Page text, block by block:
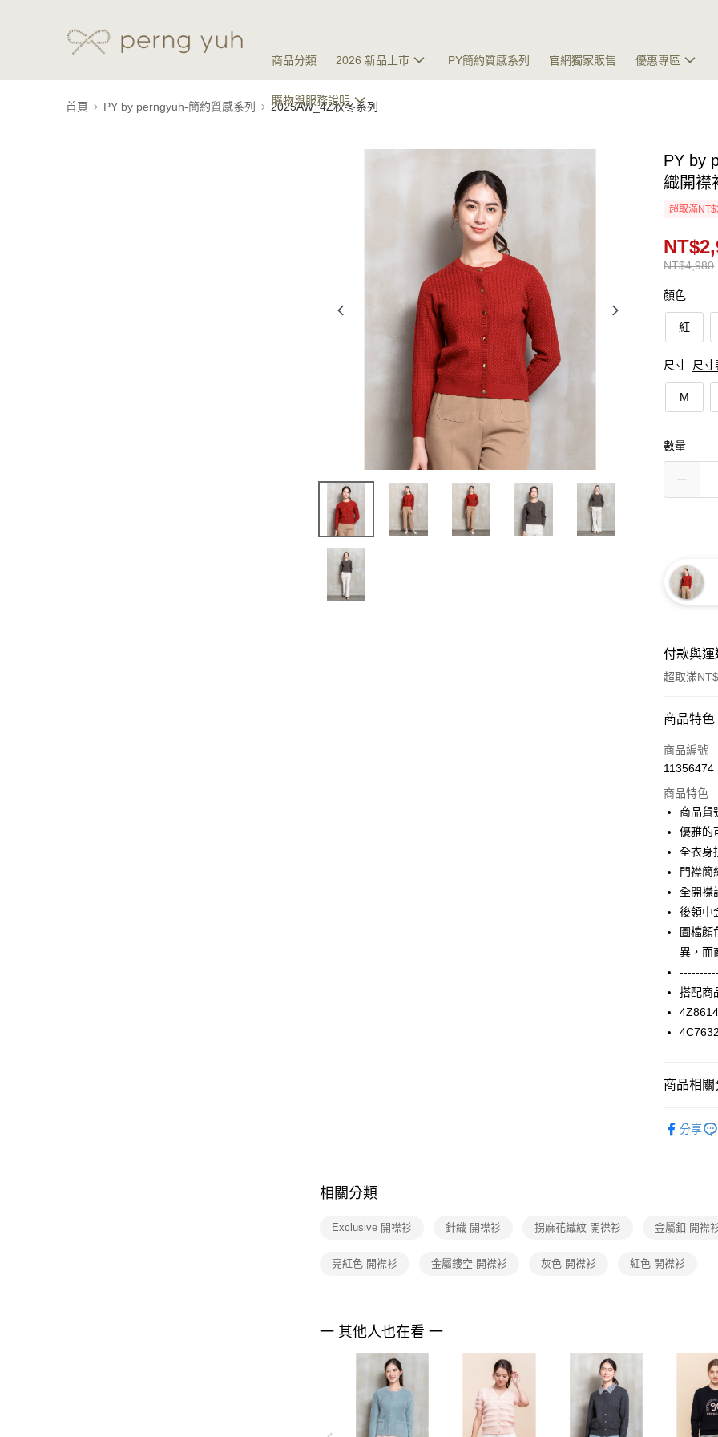
商品分類 2026 新品上市 PY簡約質感系列 官網獨家販售 優惠專區
購物與服務說明
首頁 PY by perngyuh-簡約質感系列 2025AW_4Z秋冬系列
PY by
織開襟
超取滿
NT$4,980
顏色
紅
尺寸 尺寸
M
數量
付款與
超取滿
付款方式
信用卡一
3 期
合作金
華南商
國泰世
臺灣中
匯豐（
聯邦商
元大商
台灣樂
LINE Pay
街口支付
相關說明
【關於「
AFTEE先
便利好安
１．簡單
２．便利
３．安心
付」結帳
／ATM／
１．透過
４．使用
即時審查
結果請求
５．嚴禁
形，恩沛
ATM付款
每筆
每筆
付款後門
商品特色
商品編號
11356474
商品特色
商品貨
優雅的
全衣身
門襟簡
全開襟
後領中
圖檔顏
異，而
搭配商
商品相關
分享
相關分類
Exclusive 開襟衫 針織 開襟衫 拐麻花織紋 開襟衫 金屬釦 開襟
亮紅色 開襟衫 金屬鏤空 開襟衫 灰色 開襟衫 紅色 開襟衫
一 其他人也在看 一